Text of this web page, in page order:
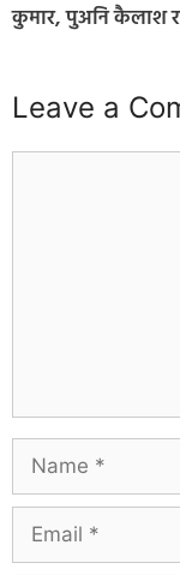
कुमार, पुअनि कैलाश
Leave a